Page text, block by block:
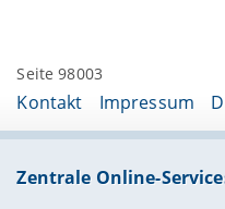
Seite 98003
Kontakt Impressum
Zentrale Online-